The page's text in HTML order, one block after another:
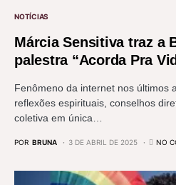
NOTÍCIAS
Márcia Sensitiva traz a
palestra “Acorda Pra
Fenômeno da internet nos últimos
reflexões espirituais, conselhos
coletiva em única…
POR BRUNA 3 DE ABRIL DE 2025 NO